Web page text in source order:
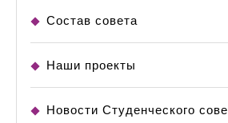
Состав совета
Наши проекты
Новости Студенческого